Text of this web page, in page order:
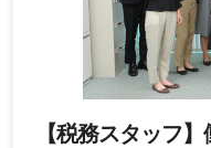
【税務スタッフ